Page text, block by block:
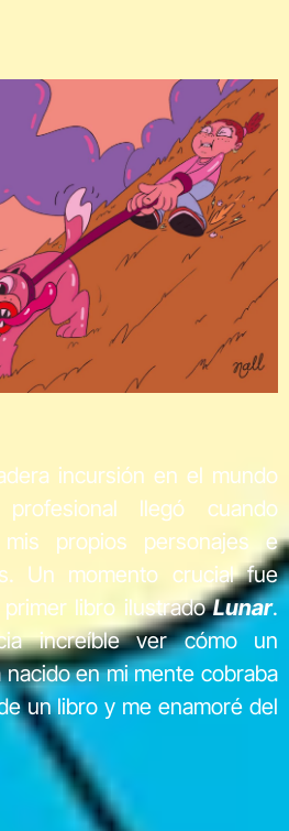
incursión en el mundo
llegó cuando
propios personajes e
Un momento crucial fue
primer libro ilustradoLunar.
increíble ver cómo un
en mi mente cobraba
un libro y me enamoré del